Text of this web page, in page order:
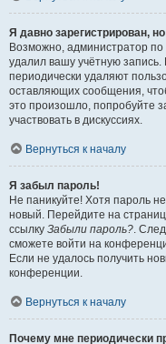
Я давно зарегистрирован,
Возможно, администратор по
удалил вашу учётную
периодически удаляют
оставляющих сообщения,
это произошло, попробуйте
участвовать в дискуссиях.
Вернуться к началу
Я забыл пароль!
Не паникуйте! Хотя пароль
новый. Перейдите на
ссылку Забыли пароль? .
сможете войти на
Если не удалось получить
конференции.
Вернуться к началу
Почему мне периодически